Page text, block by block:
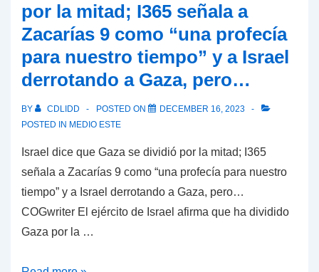
mundial,
inflamado
por
la
guerra
de
Balfour
por la mitad; I365 señala a
Zacarías 9 como “una profecía
para nuestro tiempo” y a Israel
derrotando a Gaza, pero…
BY CDLIDD POSTED ON
DECEMBER 16, 2023
POSTED IN MEDIO ESTE
Israel dice que Gaza se dividió por la mitad; I365
señala a Zacarías 9 como “una profecía para nuestro
tiempo” y a Israel derrotando a Gaza, pero…
COGwriter El ejército de Israel afirma que ha dividido
Gaza por la …